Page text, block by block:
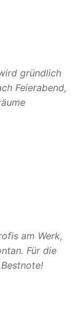
gründlich
Feierabend,
am Werk,
Für die